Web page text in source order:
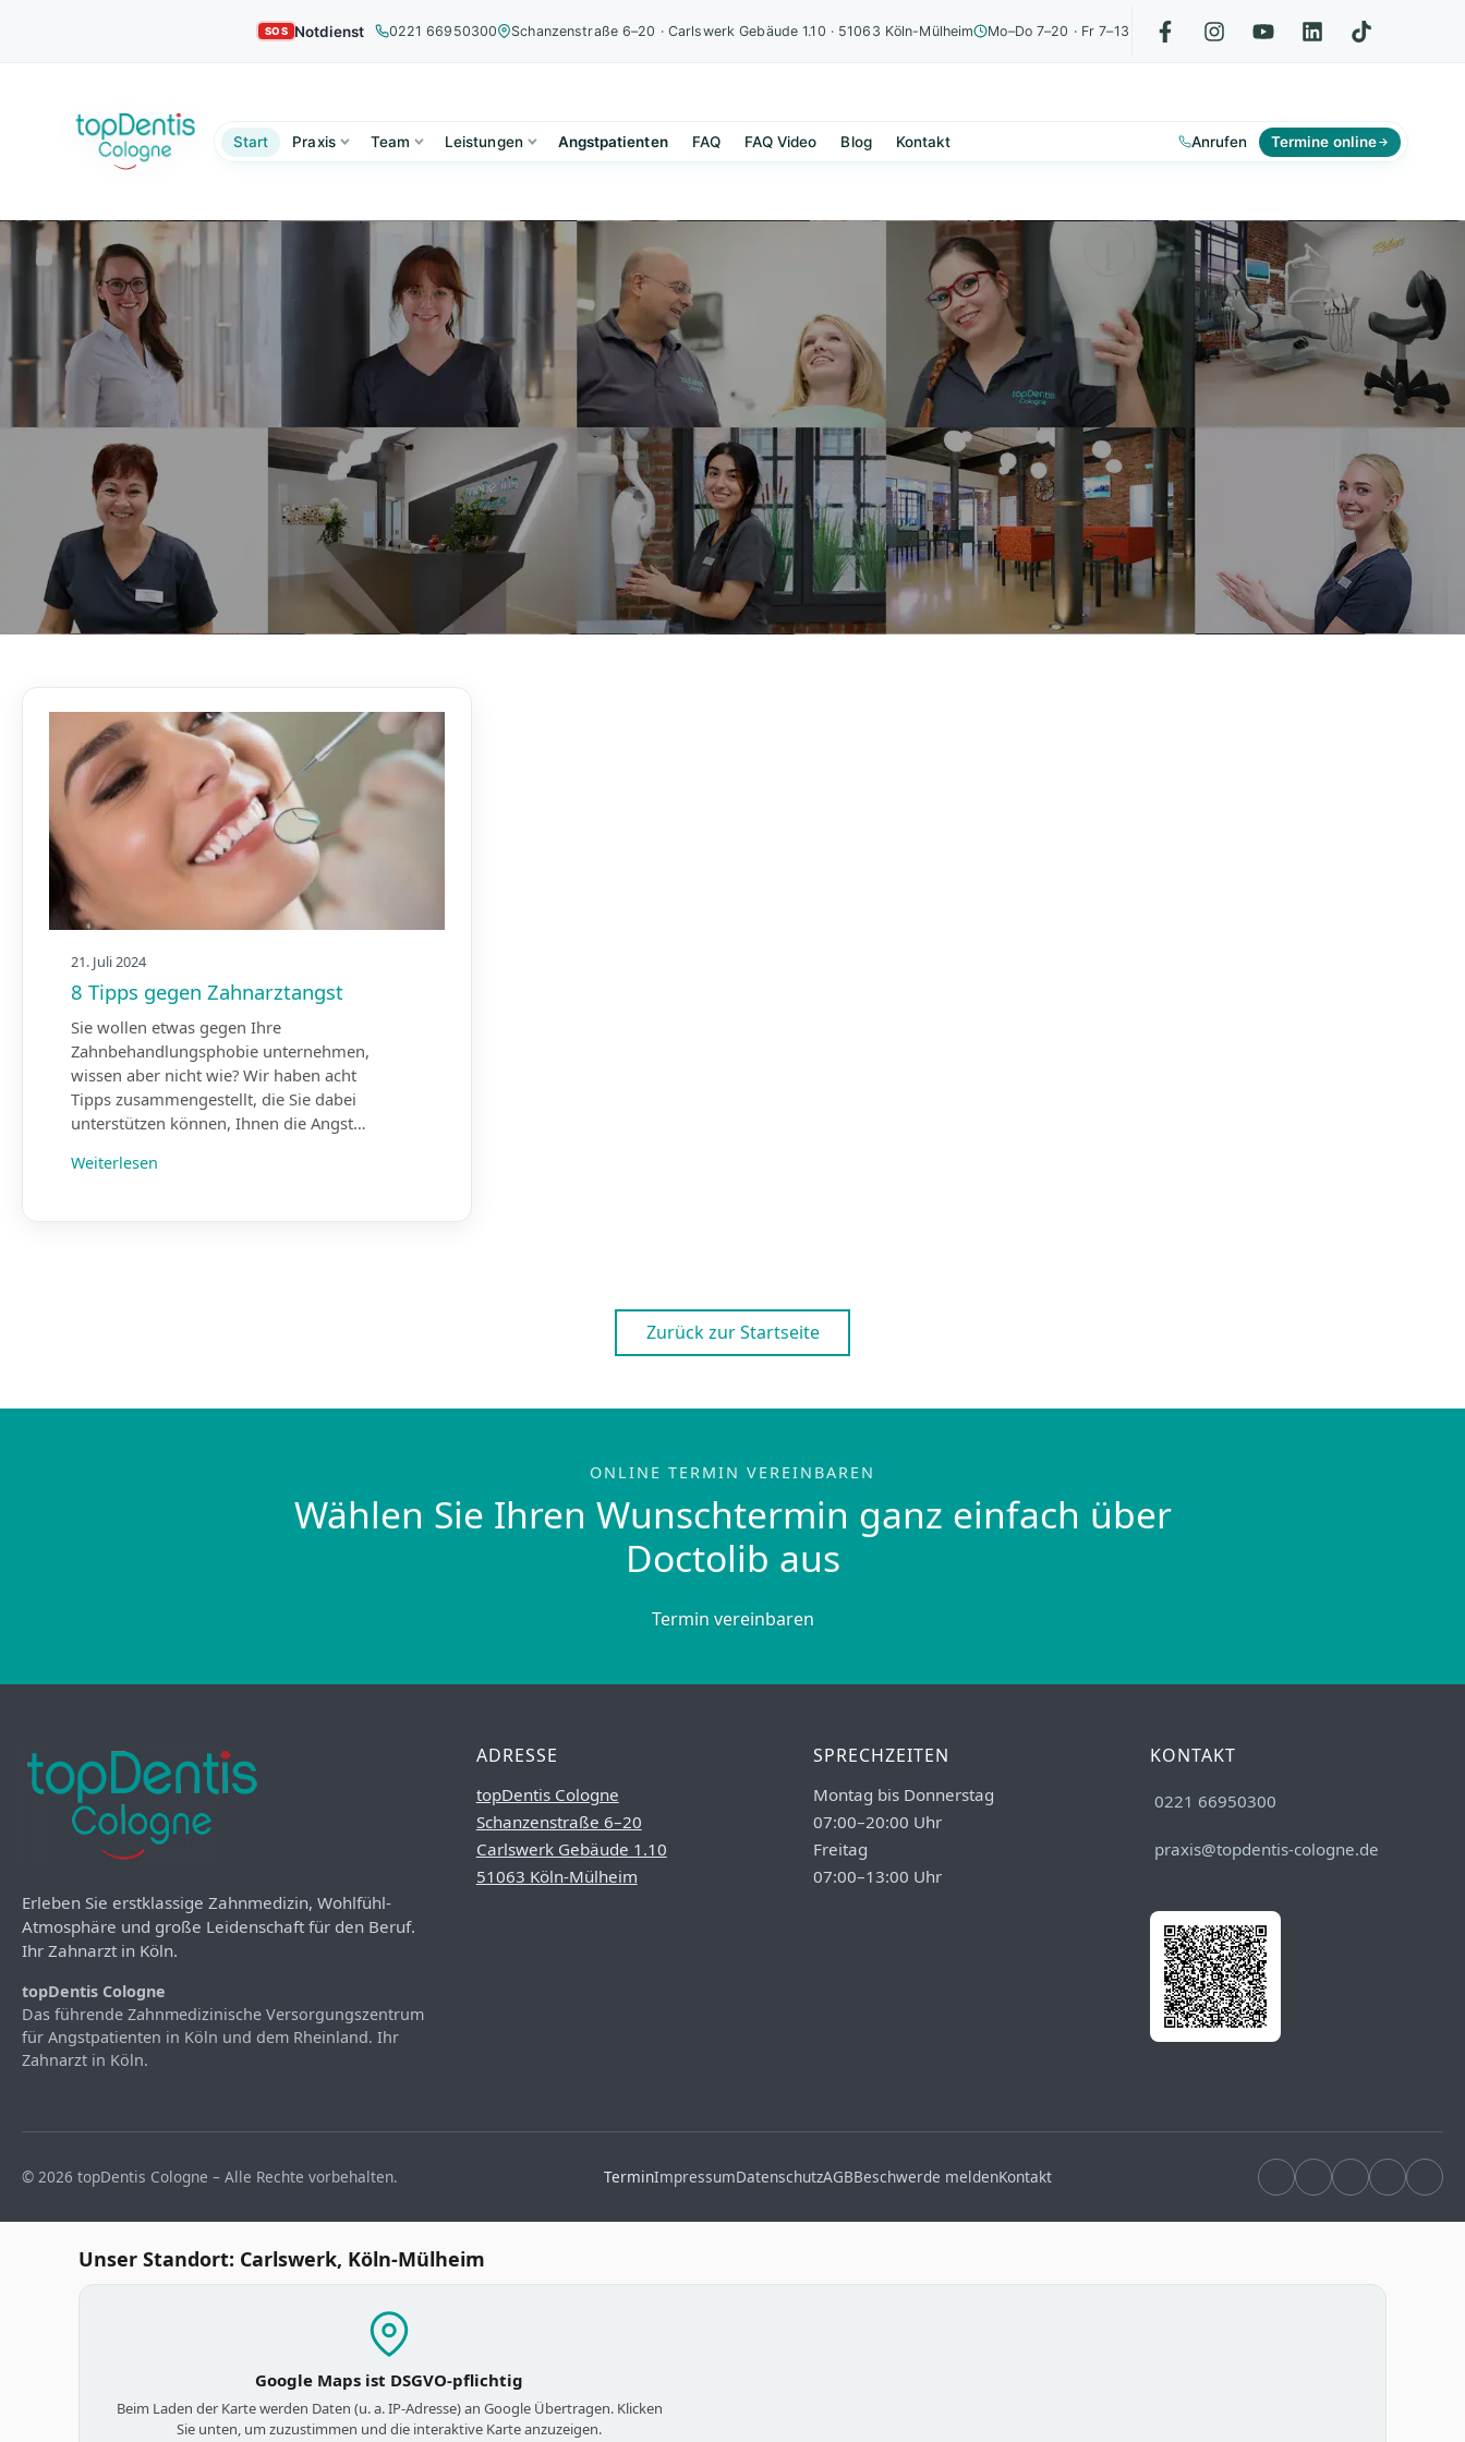
Notdienst 0221 66950300 Schanzenstraße 6–20 · Carlswerk Gebäude 1.10 · 51063 Köln-Mülheim Mo–Do 7–20 · Fr 7–13
Start Praxis Team Leistungen Angstpatienten FAQ FAQ Video Blog Kontakt Anrufen Termine online
Unser Blog
21. Juli 2024
8 Tipps gegen Zahnarztangst
Sie wollen etwas gegen Ihre
Zahnbehandlungsphobie unternehmen,
wissen aber nicht wie? Wir haben acht
Tipps zusammengestellt, die Sie dabei
unterstützen können, Ihnen die Angst…
Weiterlesen
Zurück zur Startseite
ONLINE TERMIN VEREINBAREN
Wählen Sie Ihren Wunschtermin ganz einfach über
Doctolib aus
Termin vereinbaren
Erleben Sie erstklassige Zahnmedizin, Wohlfühl-
Atmosphäre und große Leidenschaft für den Beruf.
Ihr Zahnarzt in Köln.
topDentis Cologne
Das führende Zahnmedizinische Versorgungszentrum
für Angstpatienten in Köln und dem Rheinland. Ihr
Zahnarzt in Köln.
ADRESSE
topDentis Cologne
Schanzenstraße 6–20
Carlswerk Gebäude 1.10
51063 Köln-Mülheim
SPRECHZEITEN
Montag bis Donnerstag
07:00–20:00 Uhr
Freitag
07:00–13:00 Uhr
KONTAKT
0221 66950300
praxis@topdentis-cologne.de
© 2026 topDentis Cologne – Alle Rechte vorbehalten. TerminImpressumDatenschutzAGBBeschwerde meldenKontakt
Unser Standort: Carlswerk, Köln-Mülheim
Google Maps ist DSGVO-pflichtig
Beim Laden der Karte werden Daten (u. a. IP-Adresse) an Google Übertragen. Klicken
Sie unten, um zuzustimmen und die interaktive Karte anzuzeigen.